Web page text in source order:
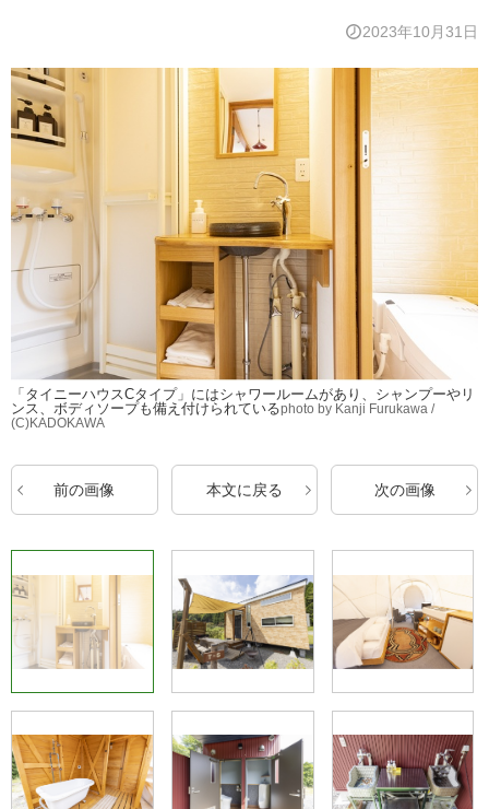
2023年10月31日
「タイニーハウスCタイプ」にはシャワールームがあり、シャンプーやリ
ンス、ボディソープも備え付けられているphoto by Kanji Furukawa /
(C)KADOKAWA
前の画像 本文に戻る 次の画像